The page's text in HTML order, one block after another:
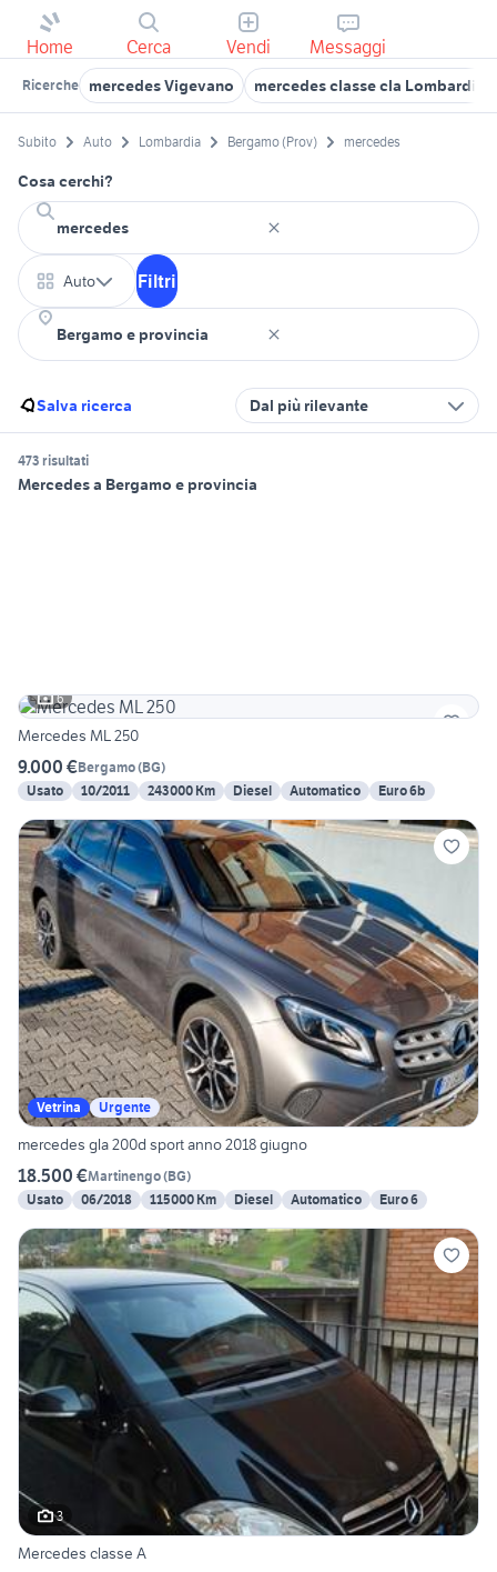
Home Cerca Vendi Messaggi
Ricerche mercedes Vigevano mercedes classe cla Lombardia
Subito Auto Lombardia Bergamo (Prov) mercedes
Cosa cerchi?
Auto Filtri
Salva ricerca Dal più rilevante
473 risultati
Mercedes a Bergamo e provincia
6
Mercedes ML 250
9.000 €Bergamo(BG)
Usato
10/2011 243000 Km Diesel Automatico Euro 6b
Vetrina Urgente
mercedes gla 200d sport anno 2018 giugno
18.500 €Martinengo(BG)
Usato
06/2018 115000 Km Diesel Automatico Euro 6
3
Mercedes classe A